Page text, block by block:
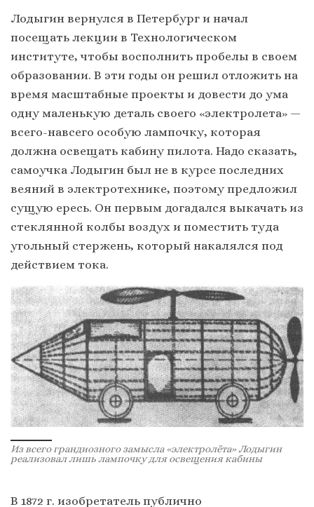
Лодыгин вернулся в Петербург и начал
посещать лекции в Технологическом
институте, чтобы восполнить пробелы в своем
образовании. В эти годы он решил отложить на
время масштабные проекты и довести до ума
одну маленькую деталь своего «электролета» —
всего-навсего особую лампочку, которая
должна освещать кабину пилота. Надо сказать,
самоучка Лодыгин был не в курсе последних
веяний в электротехнике, поэтому предложил
сущую ересь. Он первым догадался выкачать из
стеклянной колбы воздух и поместить туда
угольный стержень, который накалялся под
действием тока.
Из всего грандиозного замысла «электролёта» Лодыгин
реализовал лишь лампочку для освещения кабины
В 1872 г. изобретатель публично